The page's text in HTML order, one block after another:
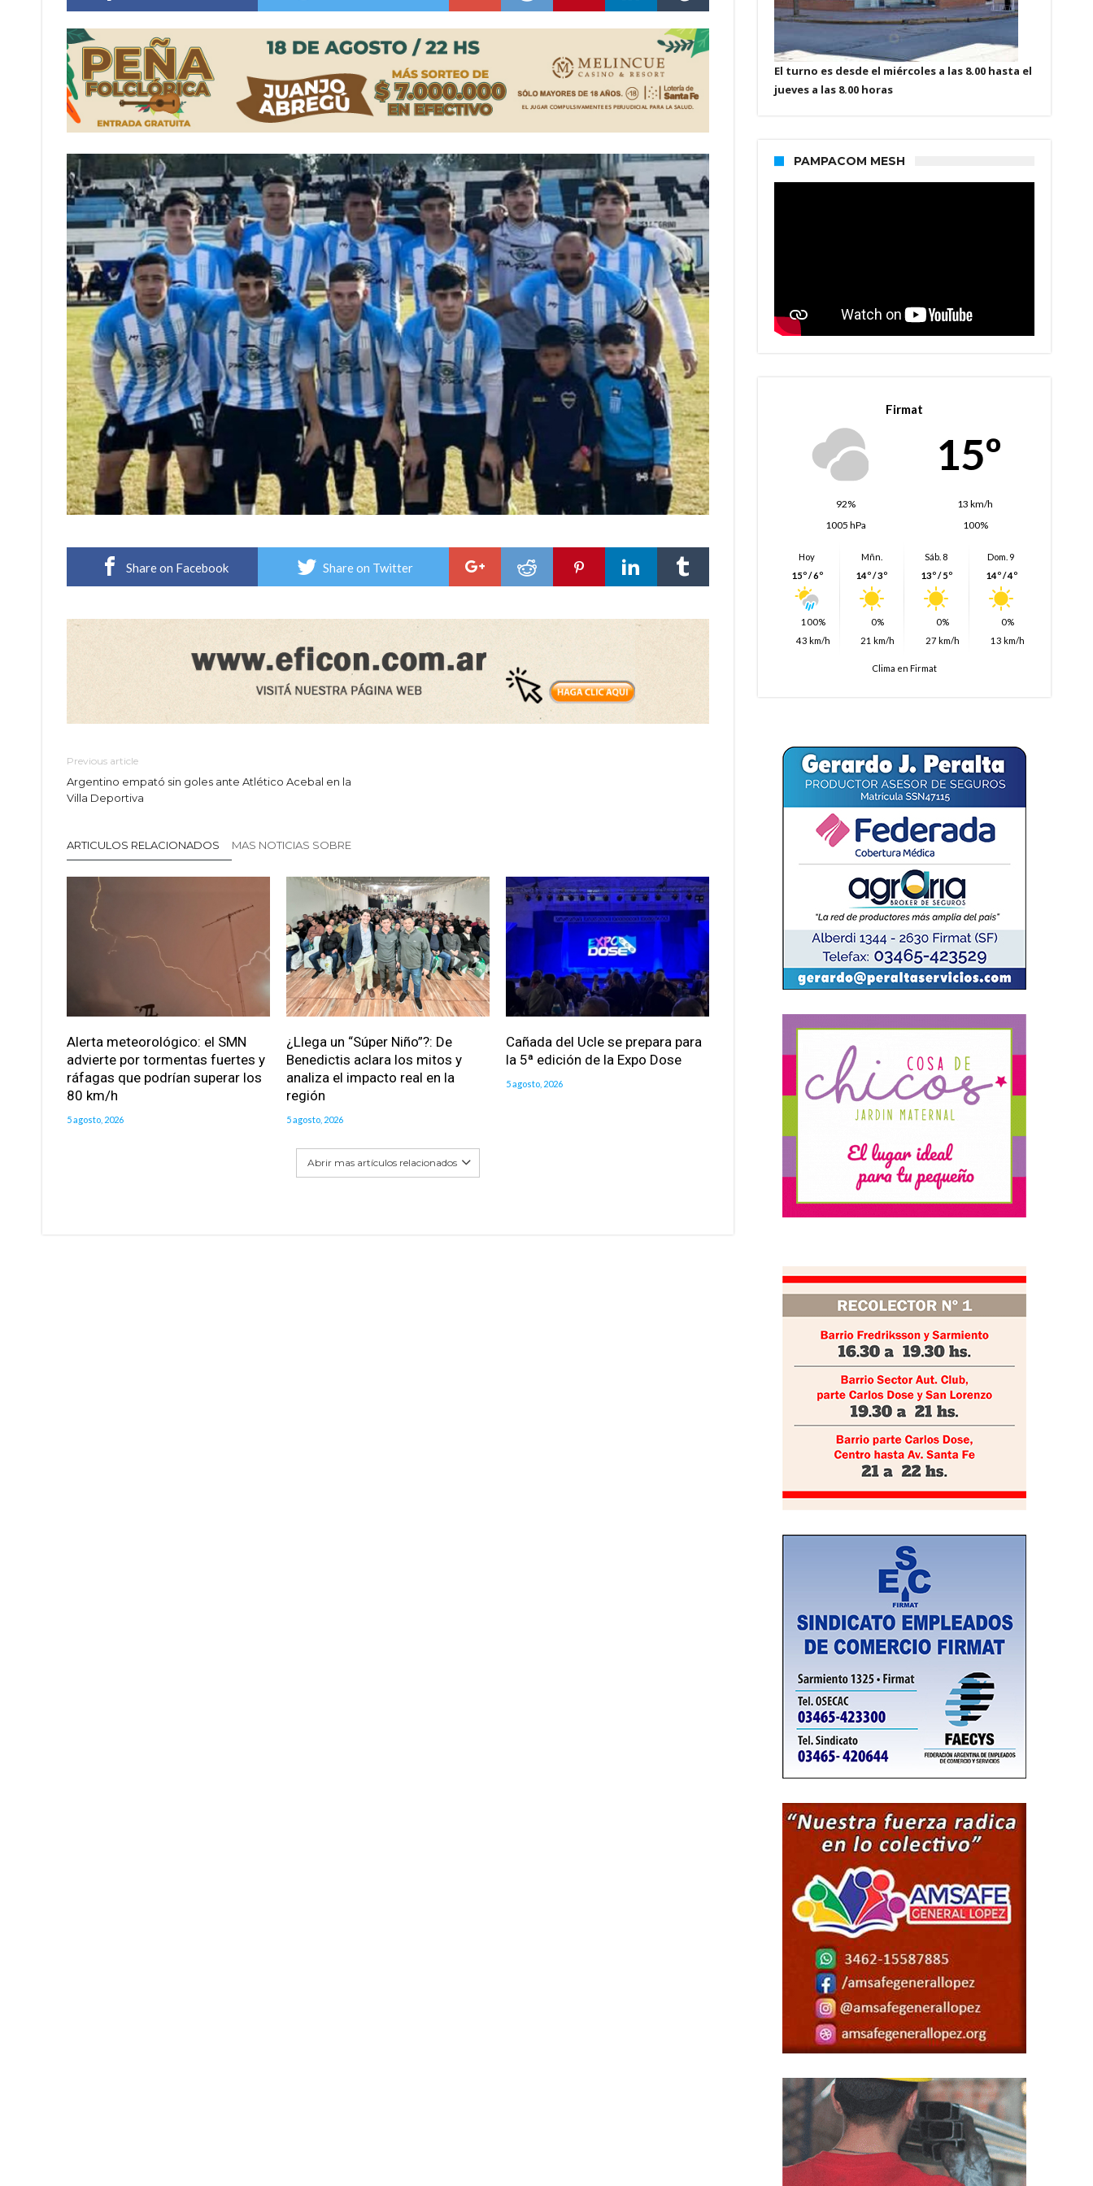
Roxana Carabajal dejó su huella en la peña de Casino Melincué
Share on Facebook Share on Twitter
Previous article
Argentino empató sin goles ante Atlético Acebal en la
Villa Deportiva
ARTICULOS RELACIONADOS MAS NOTICIAS SOBRE
Alerta meteorológico: el SMN
advierte por tormentas fuertes y
ráfagas que podrían superar los
80 km/h
5 agosto, 2026
¿Llega un “Súper Niño”?: De
Benedictis aclara los mitos y
analiza el impacto real en la
región
5 agosto, 2026
Cañada del Ucle se prepara para
la 5ª edición de la Expo Dose
5 agosto, 2026
Abrir mas artículos relacionados
El turno es desde el miércoles a las 8.00 hasta el
jueves a las 8.00 horas
PAMPACOM MESH
Firmat
15º
92%
13 km/h
1005 hPa
100%
Hoy
15º / 6º
100%
43 km/h
Mñn.
14º / 3º
0%
21 km/h
Sáb. 8
13º / 5º
0%
27 km/h
Dom. 9
14º / 4º
0%
13 km/h
Clima en Firmat